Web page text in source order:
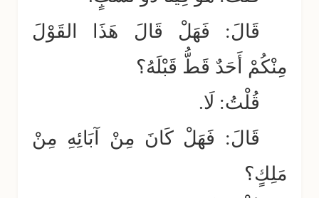
قَالَ: فَهَلْ قَالَ هَذَا القَوْلَ
مِنْكُمْ أَحَدٌ قَطُّ قَبْلَهُ؟
قُلْتُ: لَا.
قَالَ: فَهَلْ كَانَ مِنْ آبَائِهِ مِنْ
مَلِكٍ؟